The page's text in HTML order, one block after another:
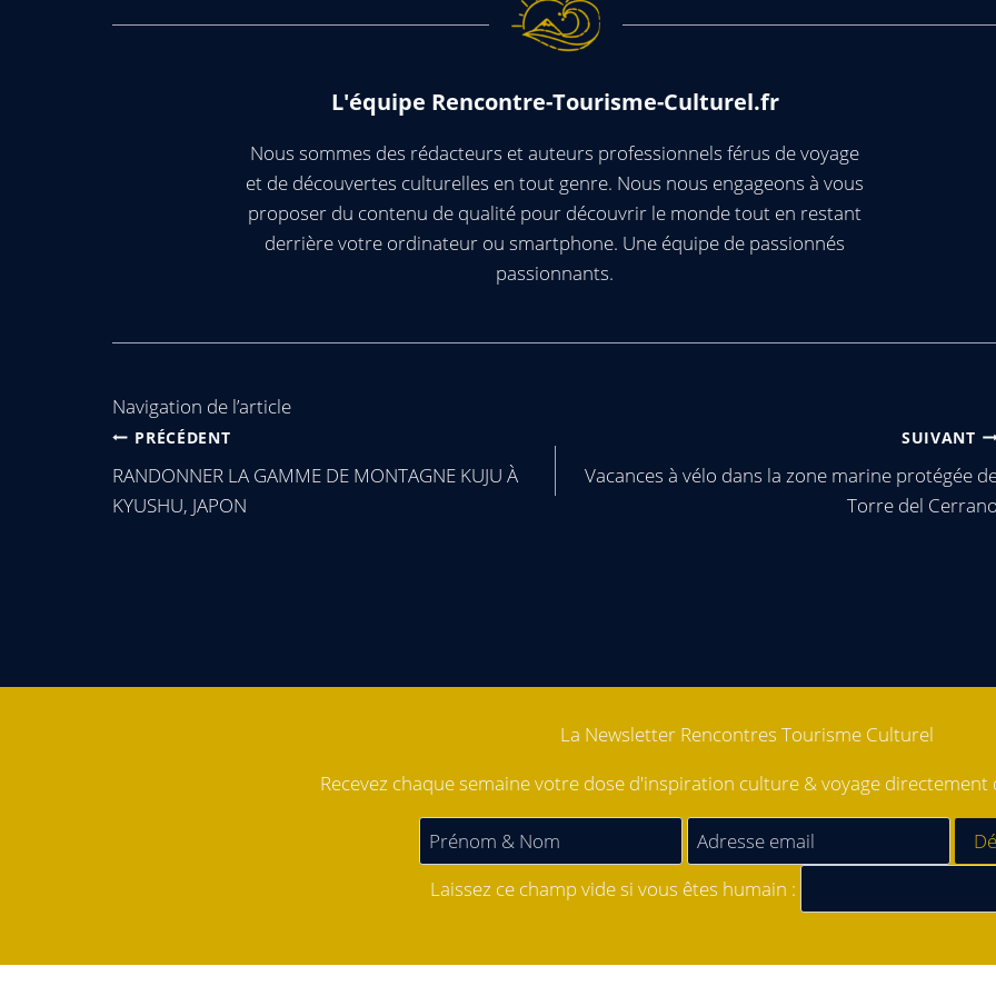
L'équipe Rencontre-Tourisme-Culturel.fr
Nous sommes des rédacteurs et auteurs professionnels férus de voyage
et de découvertes culturelles en tout genre. Nous nous engageons à vous
proposer du contenu de qualité pour découvrir le monde tout en restant
derrière votre ordinateur ou smartphone. Une équipe de passionnés
passionnants.
Navigation de l’article
PRÉCÉDENT
RANDONNER LA GAMME DE MONTAGNE KUJU À
KYUSHU, JAPON
SUIVANT
Vacances à vélo dans la zone marine protégée
Torre del
La Newsletter Rencontres Tourisme Culturel
Recevez chaque semaine votre dose d'inspiration culture & voyage
Laissez ce champ vide si vous êtes humain :